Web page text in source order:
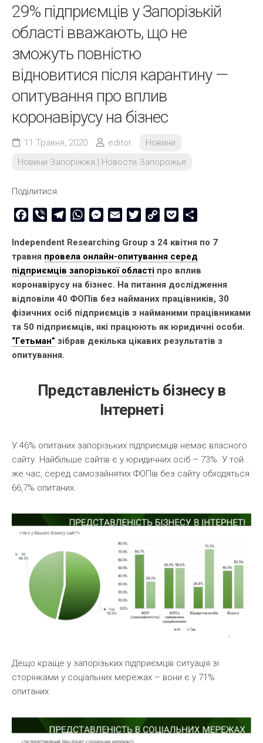
29% підприємців у Запорізькій
області вважають, що не
зможуть повністю
відновитися після карантину —
опитування про вплив
коронавірусу на бізнес
11 Травня, 2020 editor
Новини
Новини Запоріжжя | Новости Запорожья
Поділитися:
Facebook
Viber TelegramWhatsAppMessenger
Email TwitterCopy
Pocket
Independent Researching Group з 24 квітня по 7
травня провела онлайн-опитування серед
підприємців запорізької області про вплив
коронавірусу на бізнес. На питання дослідження
відповіли 40 ФОПів без найманих працівників, 30
фізичних осіб підприємців з найманими працівниками
та 50 підприємців, які працюють як юридичні особи.
“Гетьман” зібрав декілька цікавих результатів з
опитування.
Представленість бізнесу в
Інтернеті
У 46% опитаних запорізьких підприємців немає власного
сайту. Найбільше сайтів є у юридичних осіб – 73%. У той
же час, серед самозайнятих ФОПів без сайту обходяться
66,7% опитаних.
Дещо краще у запорізьких підприємців ситуація зі
сторінками у соціальних мережах – вони є у 71%
опитаних.